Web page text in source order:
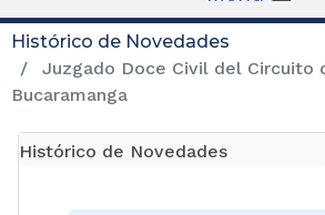
Histórico de Novedades
Juzgado Doce Civil del Circuito
Bucaramanga
Histórico de Novedades